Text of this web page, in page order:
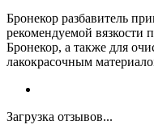
Бронекор разбавитель
рекомендуемой вязкости
Бронекор, а также для
лакокрасочным
Загрузка отзывов...